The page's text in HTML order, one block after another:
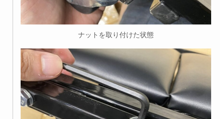
ナットを取り付けた状態